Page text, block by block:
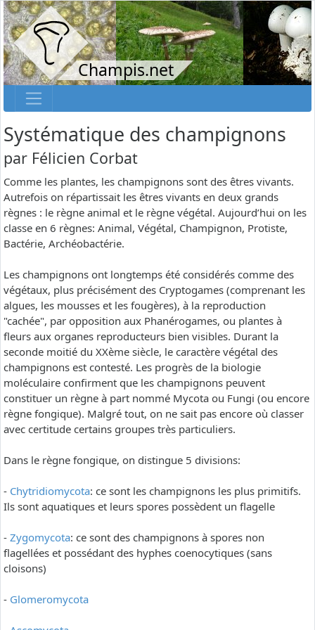
Champis.net
Systématique des champignons
par Félicien Corbat
Comme les plantes, les champignons sont des êtres vivants.
Autrefois on répartissait les êtres vivants en deux grands
règnes : le règne animal et le règne végétal. Aujourd’hui on les
classe en 6 règnes: Animal, Végétal, Champignon, Protiste,
Bactérie, Archéobactérie.
Les champignons ont longtemps été considérés comme des
végétaux, plus précisément des Cryptogames (comprenant les
algues, les mousses et les fougères), à la reproduction
"cachée", par opposition aux Phanérogames, ou plantes à
fleurs aux organes reproducteurs bien visibles. Durant la
seconde moitié du XXème siècle, le caractère végétal des
champignons est contesté. Les progrès de la biologie
moléculaire confirment que les champignons peuvent
constituer un règne à part nommé Mycota ou Fungi (ou encore
règne fongique). Malgré tout, on ne sait pas encore où classer
avec certitude certains groupes très particuliers.
Dans le règne fongique, on distingue 5 divisions:
- Chytridiomycota: ce sont les champignons les plus primitifs.
Ils sont aquatiques et leurs spores possèdent un flagelle
- Zygomycota: ce sont des champignons à spores non
flagellées et possédant des hyphes coenocytiques (sans
cloisons)
- Glomeromycota